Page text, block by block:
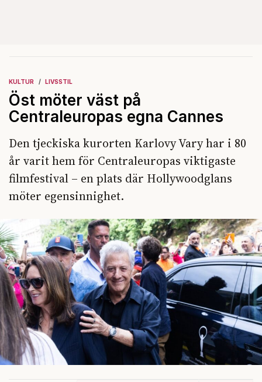
KULTUR LIVSSTIL
Öst möter väst på
Centraleuropas egna Cannes
Den tjeckiska kurorten Karlovy Vary har i 80
år varit hem för Centraleuropas viktigaste
filmfestival – en plats där Hollywoodglans
möter egensinnighet.